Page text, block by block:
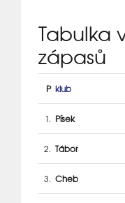
Tabulka
zápasů
P klub
1. Písek
2. Tábor
3. Cheb